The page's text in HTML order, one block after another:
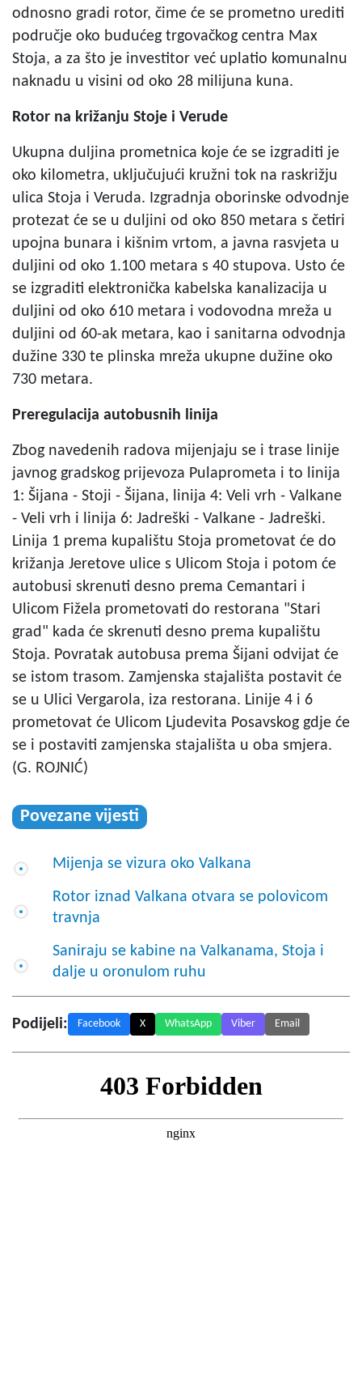
odnosno gradi rotor, čime će se prometno urediti
područje oko budućeg trgovačkog centra Max
Stoja, a za što je investitor već uplatio komunalnu
naknadu u visini od oko 28 milijuna kuna.
Rotor na križanju Stoje i Verude
Ukupna duljina prometnica koje će se izgraditi je
oko kilometra, uključujući kružni tok na raskrižju
ulica Stoja i Veruda. Izgradnja oborinske odvodnje
protezat će se u duljini od oko 850 metara s četiri
upojna bunara i kišnim vrtom, a javna rasvjeta u
duljini od oko 1.100 metara s 40 stupova. Usto će
se izgraditi elektronička kabelska kanalizacija u
duljini od oko 610 metara i vodovodna mreža u
duljini od 60-ak metara, kao i sanitarna odvodnja
dužine 330 te plinska mreža ukupne dužine oko
730 metara.
Preregulacija autobusnih linija
Zbog navedenih radova mijenjaju se i trase linije
javnog gradskog prijevoza Pulaprometa i to linija
1: Šijana - Stoji - Šijana, linija 4: Veli vrh - Valkane
- Veli vrh i linija 6: Jadreški - Valkane - Jadreški.
Linija 1 prema kupalištu Stoja prometovat će do
križanja Jeretove ulice s Ulicom Stoja i potom će
autobusi skrenuti desno prema Cemantari i
Ulicom Fižela prometovati do restorana "Stari
grad" kada će skrenuti desno prema kupalištu
Stoja. Povratak autobusa prema Šijani odvijat će
se istom trasom. Zamjenska stajališta postavit će
se u Ulici Vergarola, iza restorana. Linije 4 i 6
prometovat će Ulicom Ljudevita Posavskog gdje će
se i postaviti zamjenska stajališta u oba smjera.
(G. ROJNIĆ)
Povezane vijesti
Mijenja se vizura oko Valkana
Rotor iznad Valkana otvara se polovicom
travnja
Saniraju se kabine na Valkanama, Stoja i
dalje u oronulom ruhu
Podijeli: Facebook X WhatsApp Viber Email